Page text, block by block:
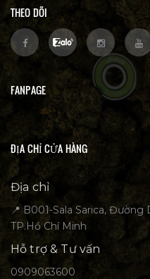
THEO DÕI
FANPAGE
ĐỊA CHỈ CỬA HÀNG
Địa chỉ
📍 B001-Sala Sarica,
TP.Hồ Chí Minh
Hỗ trợ & Tư vấn
0909063600